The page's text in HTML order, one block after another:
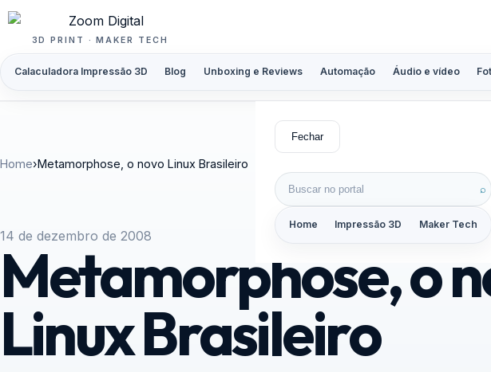
Pular para o conteúdo
3D PRINT · MAKER TECH
Calaculadora Impressão 3D Blog Unboxing e Reviews Automação Áudio e vídeo
Fechar
Buscar por: ⌕
Home Impressão 3D Maker Tech
Home›Metamorphose, o novo Linux Brasileiro
14 de dezembro de 2008
Metamorphose, o
Linux Brasileiro